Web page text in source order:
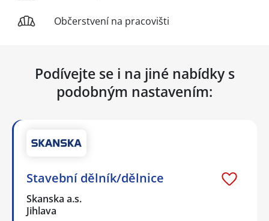
Občerstvení na pracovišti
Podívejte se i na jiné nabídky s
podobným nastavením:
Stavební dělník/dělnice
Skanska a.s.
Jihlava